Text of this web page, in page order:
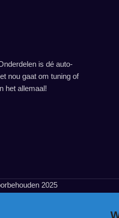
is dé auto-
nou gaat om tuning of
het allemaal!
2025